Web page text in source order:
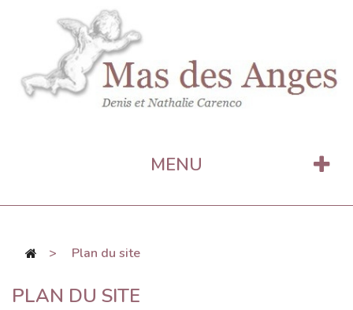
MENU
> Plan du site
PLAN DU SITE